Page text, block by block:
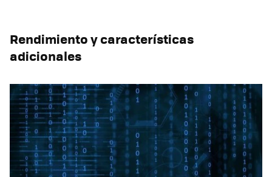
Rendimiento y características
adicionales